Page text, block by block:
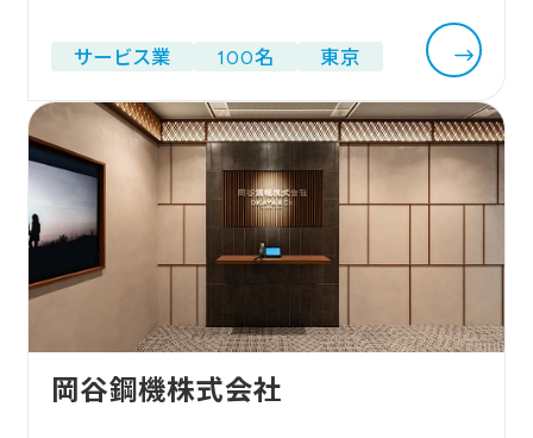
サービス業 100名 東京
岡谷鋼機株式会社